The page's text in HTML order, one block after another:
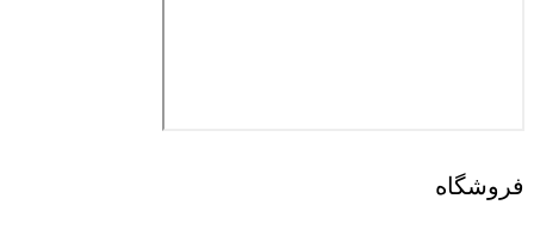
فروشگاه